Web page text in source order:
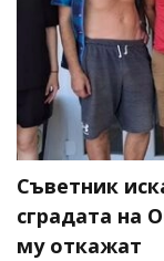
Съветник
сградата на
му откажат